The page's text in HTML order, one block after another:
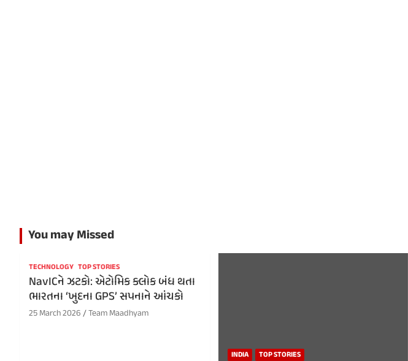
You may Missed
TECHNOLOGY TOP STORIES
NavICને ઝટકો: એટોમિક ક્લોક બંધ થતા
ભારતના ‘ખુદના GPS’ સપનાને આંચકો
25 March 2026 Team Maadhyam
INDIA TOP STORIES